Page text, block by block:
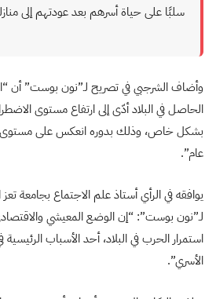
سلبًا على حياة أسرهم بعد عودتهم إلى
وأضاف الشرجبي في تصريح لـ”نون بوست” أن
الحاصل في البلاد أدّى إلى ارتفاع مستوى
بشكل خاص، وذلك بدوره انعكس على مستوى
عام”.
يوافقه في الرأي أستاذ علم الاجتماع بجامعة تعز
لـ”نون بوست”: “إن الوضع المعيشي
استمرار الحرب في البلاد، أحد الأسباب
الأسري”.